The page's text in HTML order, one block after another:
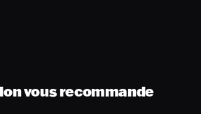
vous recommande